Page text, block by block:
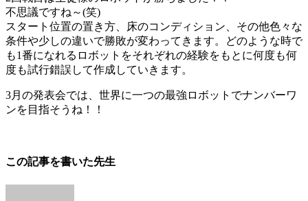
不思議ですね～(笑)
スタート位置の置き方、床のコンディション、その他色々な
条件や少しの違いで勝敗が変わってきます。どのような時で
も1番になれるロボットをそれぞれの経験をもとに何度も何
度も試行錯誤して作成していきます。
3月の発表会では、世界に一つの最強ロボットでナンバーワ
ンを目指そうね！！
この記事を書いた先生